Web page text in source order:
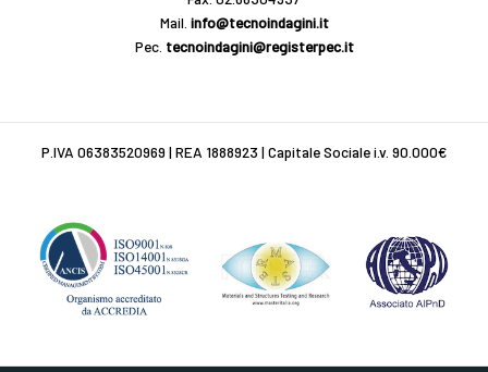
Mail. info@tecnoindagini.it
Pec. tecnoindagini@registerpec.it
P.IVA 06383520969 | REA 1888923 | Capitale Sociale i.v. 90.000€